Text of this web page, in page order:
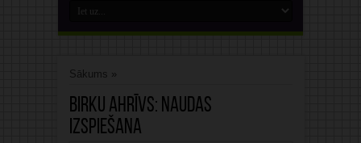
Sākums »
Birku ahrīvs: naudas
izspiešana